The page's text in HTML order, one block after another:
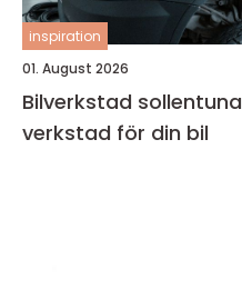
inspiration
01. August 2026
Bilverkstad sollentuna så hittar du rätt
verkstad för din bil